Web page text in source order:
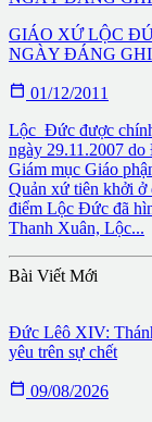
GIÁO XỨ LỘC
NGÀY ĐÁNG
 01/12/2011
Lộc Đức được
ngày 29.11.2007
Giám mục Giáo
Quản xứ tiên khởi ở
điểm Lộc Đức đã
Thanh Xuân, Lộc...
Bài Viết Mới
Đức Lêô XIV:
yêu trên sự chết
 09/08/2026